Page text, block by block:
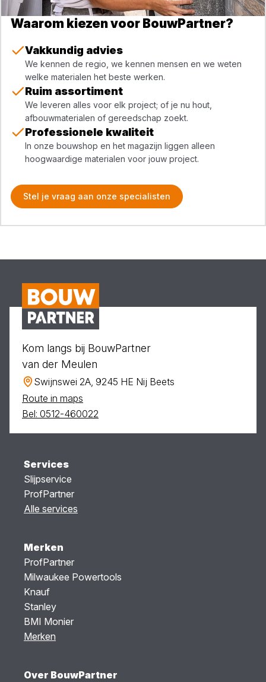
Waarom kiezen voor BouwPartner?
Vakkundig advies
We kennen de regio, we kennen mensen en we weten
welke materialen het beste werken.
Ruim assortiment
We leveren alles voor elk project; of je nu hout,
afbouwmaterialen of gereedschap zoekt.
Professionele kwaliteit
In onze bouwshop en het magazijn liggen alleen
hoogwaardige materialen voor jouw project.
Stel je vraag aan onze specialisten
Kom langs bij BouwPartner
van der Meulen
Swijnswei 2A, 9245 HE Nij Beets
Route in maps
Bel: 0512-460022
Services
Slijpservice
ProfPartner
Alle services
Merken
ProfPartner
Milwaukee Powertools
Knauf
Stanley
BMI Monier
Merken
Over BouwPartner